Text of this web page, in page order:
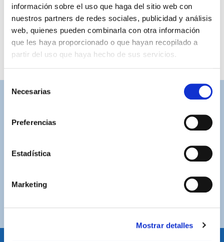
información sobre el uso que haga del sitio web con
nuestros partners de redes sociales, publicidad y análisis
web, quienes pueden combinarla con otra información
que les haya proporcionado o que hayan recopilado a
partir del uso que haya hecho de sus servicios.
Selección
Necesarias
Preferencias
Estadística
Marketing
Mostrar detalles
Contacta con nosotros para solucionar cualquier duda.
Por compras superiores a 100€ (España peninsular)
Plataforma de pago segura a través de tarjeta o